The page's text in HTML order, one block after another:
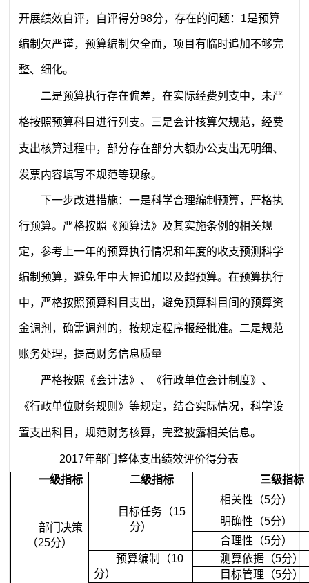
开展绩效自评，自评得分98分，存在的问题： 1是预算
编制欠严谨，预算编制欠全面，项目有临时追加不够完
整、细化。
二是预算执行存在偏差，在实际经费列支中，未严
格按照预算科目进行列支。三是会计核算欠规范，经费
支出核算过程中，部分存在部分大额办公支出无明细、
发票内容填写不规范等现象。
下一步改进措施：一是科学合理编制预算，严格执
行预算。严格按照《预算法》及其实施条例的相关规
定，参考上一年的预算执行情况和年度的收支预测科学
编制预算，避免年中大幅追加以及超预算。在预算执行
中，严格按照预算科目支出，避免预算科目间的预算资
金调剂，确需调剂的，按规定程序报经批准。二是规范
账务处理，提高财务信息质量
严格按照《会计法》、《行政单位会计制度》、
《行政单位财务规则》等规定，结合实际情况，科学设
置支出科目，规范财务核算，完整披露相关信息。
2017年部门整体支出绩效评价得分表
一级指标
二级指标 三级指标
部门决策
（25分）
目标任务（15
分）
相关性（5分）
明确性（5分）
合理性（5分）
预算编制（10
分）
测算依据（5分）
目标管理（5分）